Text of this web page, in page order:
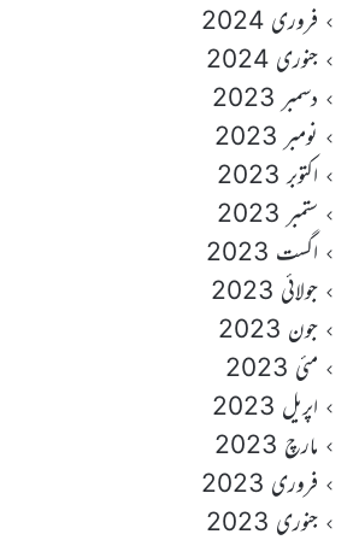
فروری 2024
جنوری 2024
دسمبر 2023
نومبر 2023
اکتوبر 2023
ستمبر 2023
اگست 2023
جولائی 2023
جون 2023
مئی 2023
اپریل 2023
مارچ 2023
فروری 2023
جنوری 2023